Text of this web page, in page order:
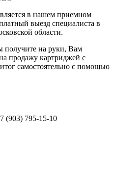
в нашем приемном
выезд специалиста в
области.
получите на руки, Вам
продажу картриджей с
самостоятельно с помощью
(903) 795-15-10